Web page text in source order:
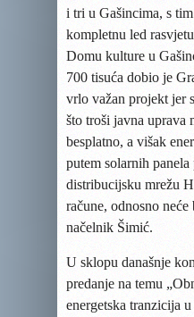
i tri u Gašincima, s
kompletnu led
Domu kulture u
700 tisuća dobio je
vrlo važan projekt jer
što troši javna uprava
besplatno, a višak
putem solarnih
distribucijsku mrežu
račune, odnosno
načelnik Šimić.
U sklopu današnje
predanje na temu „O
energetska tranzicija